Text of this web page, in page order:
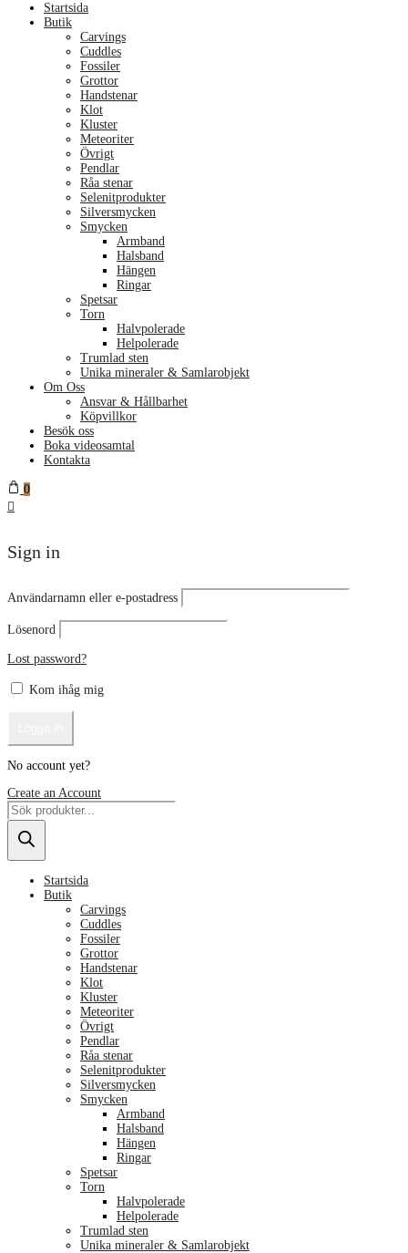
Startsida
Butik
Carvings
Cuddles
Fossiler
Grottor
Handstenar
Klot
Kluster
Meteoriter
Övrigt
Pendlar
Råa stenar
Selenitprodukter
Silversmycken
Smycken
Armband
Halsband
Hängen
Ringar
Spetsar
Torn
Halvpolerade
Helpolerade
Trumlad sten
Unika mineraler & Samlarobjekt
Om Oss
Ansvar & Hållbarhet
Köpvillkor
Besök oss
Boka videosamtal
Kontakta
0
Sign in
Användarnamn eller e-postadress
Lösenord
Lost password?
Kom ihåg mig
No account yet?
Create an Account
Products
search
Startsida
Butik
Carvings
Cuddles
Fossiler
Grottor
Handstenar
Klot
Kluster
Meteoriter
Övrigt
Pendlar
Råa stenar
Selenitprodukter
Silversmycken
Smycken
Armband
Halsband
Hängen
Ringar
Spetsar
Torn
Halvpolerade
Helpolerade
Trumlad sten
Unika mineraler & Samlarobjekt